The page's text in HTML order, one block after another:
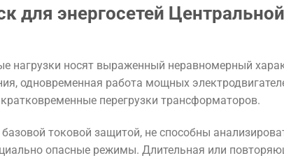
для энергосетей Центральной
нагрузки носят выраженный неравномерный
одновременная работа мощных
перегрузки трансформаторов.
токовой защитой, не способны
опасные режимы. Длительная или